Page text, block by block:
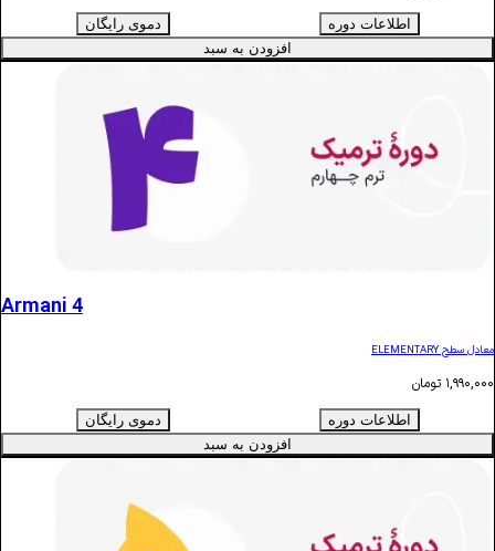
اطلاعات دوره
افزودن به سبد
Armani 4
اطلاعات دوره
افزودن به سبد